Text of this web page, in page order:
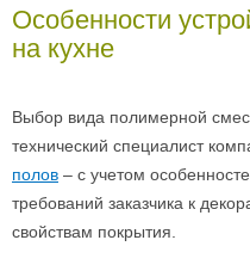
Особенности
на кухне
Выбор вида полимерной
технический специалист
полов – с учетом
требований заказчика к
свойствам покрытия.